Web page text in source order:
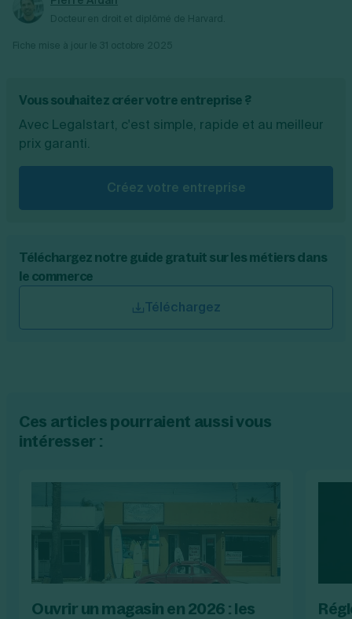
Vous souhaitez créer votre entreprise ?
Avec Legalstart, c'est simple, rapide et au meilleur
prix garanti.
Créez votre entreprise
Téléchargez notre guide gratuit sur les métiers dans
le commerce
Téléchargez
Ces articles pourraient aussi vous
intéresser :
Ouvrir un magasin en 2026 : les